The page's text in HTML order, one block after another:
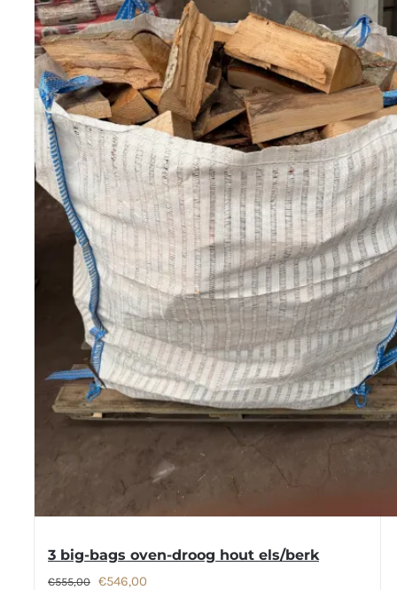
3 big-bags oven-droog hout els/berk
€555,00 Oorspronkelijke
€546,00